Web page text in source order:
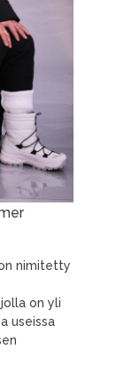
nimitetty
on yli
useissa